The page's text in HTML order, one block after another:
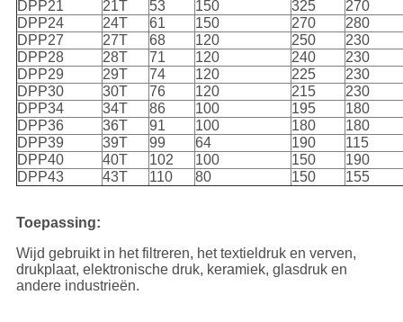
DPP21 21T 53 150 325
270
DPP24
24T 61 150 270
280
DPP27
27T 68 120 250
230
DPP28
28T 71 120 240
230
DPP29
29T 74 120 225
230
DPP30
30T 76 120 215
230
DPP34
34T 86 100 195
180
DPP36
36T 91 100 180
180
DPP39
39T 99 64 190
115
DPP40
40T 102 100 150
190
DPP43
43T 110 80 150 155
Toepassing:
Wijd gebruikt in het filtreren, het textieldruk en verven,
drukplaat, elektronische druk, keramiek, glasdruk en
andere industrieën.